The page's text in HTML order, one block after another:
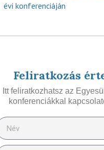
évi konferenciáján
Feliratkozás
Itt feliratkozhatsz az
konferenciákkal